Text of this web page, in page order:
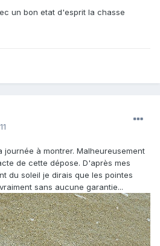
un bon etat d'esprit la chasse
journée à montrer. Malheureusement
de cette dépose. D'après mes
du soleil je dirais que les pointes
sans aucune garantie...